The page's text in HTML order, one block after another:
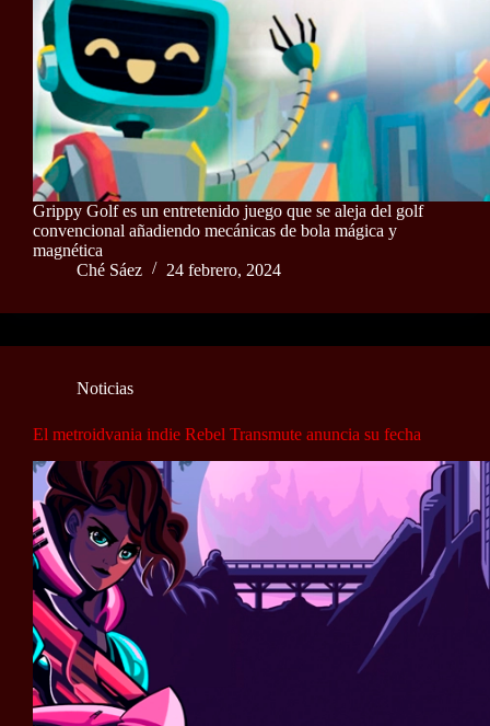
Grippy Golf es un entretenido juego que se aleja del golf
convencional añadiendo mecánicas de bola mágica y
magnética
Ché Sáez
24 febrero, 2024
Noticias
El metroidvania indie Rebel Transmute anuncia su fecha